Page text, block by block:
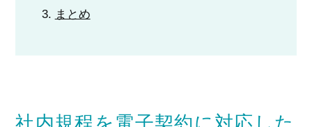
まとめ
社内規程を電子契約に対応した